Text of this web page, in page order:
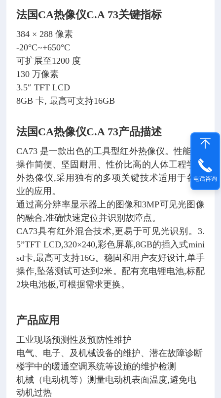
法国CA热像仪C.A 73关键指标
384 × 288 像素
-20°C~+650°C
可扩展至1200 度
130 万像素
3.5″ TFT LCD
8GB 卡, 最高可支持16GB
法国CA热像仪C.A 73产品描述
CA73 是一款出色的工具型红外热像仪。性能*、
操作简便、坚固耐用、性价比高的人体工程学红
外热像仪,采用独有的多项关键技术适用于各行
业的应用。
通过高分辨率显示器上的图像和3MP可见光图像
的融合,准确快速定位并识别故障点。
CA73具有红外混合技术,更易于可见光识别。3.
5”TFT LCD,320×240,彩色屏幕,8GB的插入式mini
sd卡,最高可支持16G。稳固和用户友好设计,单手
操作,坠落测试可达到2米。配有充电锂电池,标配
2块电池板,可根据需求更换。
产品应用
工业现场预测性及预防性维护
电气、电子、及机械设备的维护、潜在故障诊断
楼宇中的暖通空调系统等设施的维护检测
机械（电动机等）测量电动机表面温度,避免电
动机过热
电话咨询